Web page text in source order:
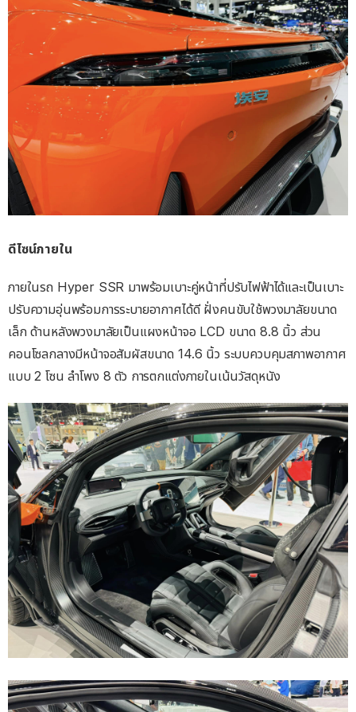
ดีไซน์ภายใน
ภายในรถ Hyper SSR มาพร้อมเบาะคู่หน้าที่ปรับไฟฟ้าได้และเป็นเบาะ
ปรับความอุ่นพร้อมการระบายอากาศได้ดี ฝั่งคนขับใช้พวงมาลัยขนาด
เล็ก ด้านหลังพวงมาลัยเป็นแผงหน้าจอ LCD ขนาด 8.8 นิ้ว ส่วน
คอนโซลกลางมีหน้าจอสัมผัสขนาด 14.6 นิ้ว ระบบควบคุมสภาพอากาศ
แบบ 2 โซน ลำโพง 8 ตัว การตกแต่งภายในเน้นวัสดุหนัง